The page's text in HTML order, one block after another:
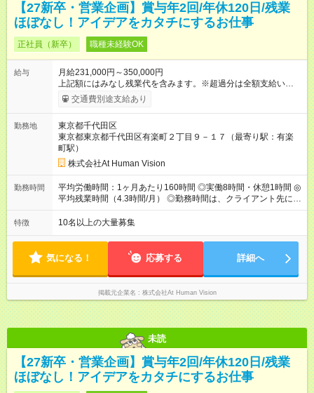
【27新卒・営業企画】賞与年2回/年休120日/残業
ほぼなし！アイデアをカタチにするお仕事
正社員（新卒） 職種未経験OK
給与
月給231,000円～350,000円
上記額にはみなし残業代を含みます。※超過分は全額支給いたし
ます。 みなし残業代 24,000円 ～ 37,000円／月 みなし残業時
間 15時間／月 【給与】 月給： 大卒・院卒 ：243，000
（固定残業代 24，000円） 賞与：年２回 （業績連動型） 昇
給：年２回（3月、9月) 試用期間：6ヶ月 ※上記額にはみなし残
業代（月15時間分）が含まれた 金額になります。超過分は追加
で全額支給。 【頑張りを給与・キャリアに還元します】 年に2
回⼈事評価があり等級が決まります。 等級に合わせた給与設定
のため、若い内からでも頑張り次第で給与アップが叶います。
⼀般職（20～31万円）→リーダー（⽉給26～36万円） →係⻑
～58万円） 【試用期間】試用期間あり 試用期間の長さ：6ヶ月
※ 雇用形態と給与に、本採用時と異なる部分があります。 雇用
形態：本採用時と同じです。 給与：月給 224,000円 ～ 330,000
円 上記額にはみなし残業代を含みます。※超過分は全額支給い
たします。 みなし残業代 24,000円 ～ 34,000円／月 みなし残業
時間 15時間／月
交通費別途支給あり
勤務地
東京都千代田区
東京都東京都千代田区有楽町２丁目９－１７（最寄り駅：有楽
町駅）
株式会社At Human Vision
勤務時間
平均労働時間：1ヶ月あたり160時間 ◎実働8時間・休憩1時間 ◎
平均残業時間（4.3時間/月） ◎勤務時間は、クライアント先に
より異なります。 ※＜シフト例＞ 10:00～19:00／11:00～
20:00 平均労働時間：1ヶ月あたり160時間 ◎実働8時間・休憩1
先に より異なります。 ※＜シフト例＞ 10:00～19:00／11:00
～20:00
特徴 10名以上の大量募集
気になる！ 応募する 詳細へ
掲載元企業名 株式会社At Human Vision
未読
【27新卒・営業企画】賞与年2回/年休120日/残業
ほぼなし！アイデアをカタチにするお仕事